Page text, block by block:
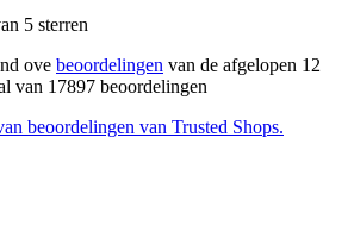
5 sterren
ove beoordelingen van de afgelopen 12
van 17897 beoordelingen
beoordelingen van Trusted Shops.